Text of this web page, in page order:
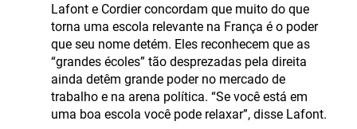
Lafont e Cordier concordam que muito do que
torna uma escola relevante na França é o poder
que seu nome detém. Eles reconhecem que as
“grandes écoles” tão desprezadas pela direita
ainda detêm grande poder no mercado de
trabalho e na arena política. “Se você está em
uma boa escola você pode relaxar”, disse Lafont.